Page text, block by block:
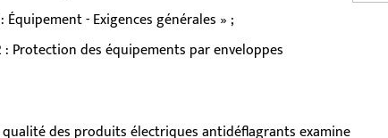
Équipement - Exigences générales » ;
: Protection des équipements par enveloppes
des produits électriques antidéflagrants examine